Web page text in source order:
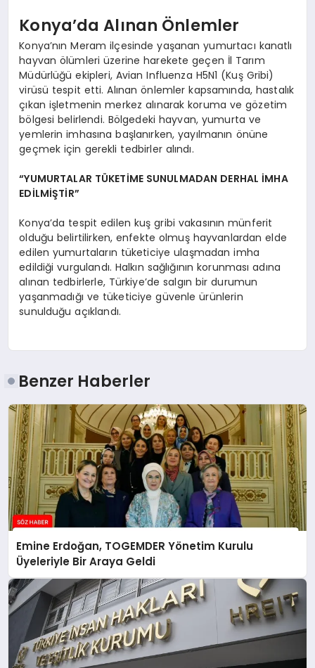
Konya’da Alınan Önlemler
Konya’nın Meram ilçesinde yaşanan yumurtacı kanatlı
hayvan ölümleri üzerine harekete geçen İl Tarım
Müdürlüğü ekipleri, Avian Influenza H5N1 (Kuş Gribi)
virüsü tespit etti. Alınan önlemler kapsamında, hastalık
çıkan işletmenin merkez alınarak koruma ve gözetim
bölgesi belirlendi. Bölgedeki hayvan, yumurta ve
yemlerin imhasına başlanırken, yayılmanın önüne
geçmek için gerekli tedbirler alındı.
“YUMURTALAR TÜKETİME SUNULMADAN DERHAL İMHA
EDİLMİŞTİR”
Konya’da tespit edilen kuş gribi vakasının münferit
olduğu belirtilirken, enfekte olmuş hayvanlardan elde
edilen yumurtaların tüketiciye ulaşmadan imha
edildiği vurgulandı. Halkın sağlığının korunması adına
alınan tedbirlerle, Türkiye’de salgın bir durumun
yaşanmadığı ve tüketiciye güvenle ürünlerin
sunulduğu açıklandı.
Benzer Haberler
Emine Erdoğan, TOGEMDER Yönetim Kurulu
Üyeleriyle Bir Araya Geldi